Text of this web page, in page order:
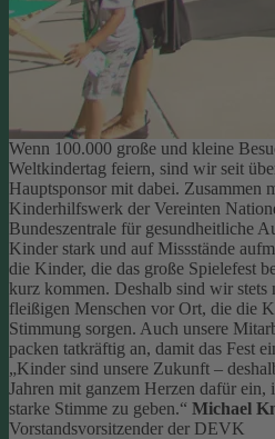
Wenn 100.000 große und kleine
Weltkindertag feiern, sind wir seit
Hauptsponsor mit dabei. Zusammen
Kinderhilfswerk der Vereinten
Bundeszentrale für gesundheitliche
Kinder stark und auf Missstände
die Kinder, die das große Spielefest
kurz kommen. Deshalb sind wir
fleißigen Menschen vor Ort, die die
Stimmung sorgen. Auch unsere
packen tatkräftig an, damit das Fest
„Kinder sind unsere Zukunft –
Jahren mit ganzem Herzen dafür ein,
starke Stimme zu geben.“ Michael
Vorstandsvorsitzender der DEVK